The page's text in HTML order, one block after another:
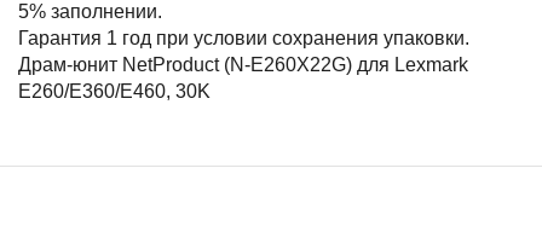
5% заполнении.
Гарантия 1 год при условии сохранения упаковки.
Драм-юнит NetProduct (N-E260X22G) для Lexmark
E260/E360/E460, 30K